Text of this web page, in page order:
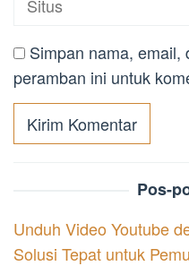
Simpan nama, email,
peramban ini untuk
Pos-
Unduh Video Youtube
Solusi Tepat untuk